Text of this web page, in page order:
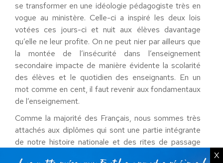
se transformer en une idéologie pédagogiste très en
vogue au ministère. Celle-ci a inspiré les deux lois
votées ces jours-ci et nuit aux élèves davantage
qu’elle ne leur profite. On ne peut nier par ailleurs que
la montée de l’insécurité dans l’enseignement
secondaire impacte de manière évidente la scolarité
des élèves et le quotidien des enseignants. En un
mot comme en cent, il faut revenir aux fondamentaux
de l’enseignement.
Comme la majorité des Français, nous sommes très
attachés aux diplômes qui sont une partie intégrante
de notre histoire nationale et des rites de passage
X